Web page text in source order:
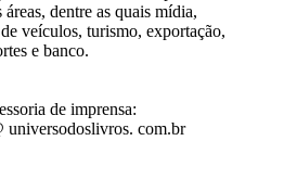
dentre as quais mídia,
veículos, turismo, exportação,
e banco.
de imprensa:
universodoslivros. com.br